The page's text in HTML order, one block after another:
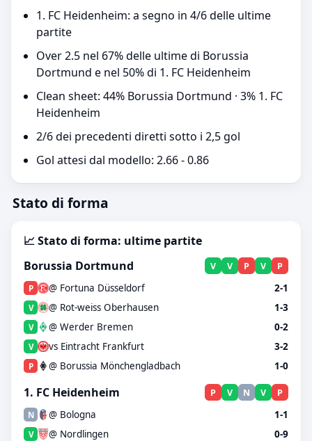
1. FC Heidenheim: a segno in 4/6 delle ultime
partite
Over 2.5 nel 67% delle ultime di Borussia
Dortmund e nel 50% di 1. FC Heidenheim
Clean sheet: 44% Borussia Dortmund · 3% 1. FC
Heidenheim
2/6 dei precedenti diretti sotto i 2,5 gol
Gol attesi dal modello: 2.66 - 0.86
Stato di forma
📈 Stato di forma: ultime partite
Borussia Dortmund
V V P V P
P @ Fortuna Düsseldorf 2-1
V @ Rot-weiss Oberhausen 1-3
V @ Werder Bremen 0-2
V vs Eintracht Frankfurt 3-2
P @ Borussia Mönchengladbach 1-0
1. FC Heidenheim P V N V P
N @ Bologna 1-1
V @ Nordlingen 0-9